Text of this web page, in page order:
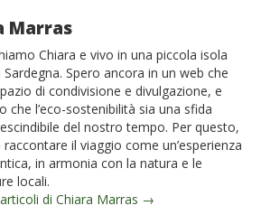
Marras
Chiara e vivo in una piccola isola
Sardegna. Spero ancora in un web che
di condivisione e divulgazione, e
che l’eco-sostenibilità sia una sfida
del nostro tempo. Per questo,
il viaggio come un’esperienza
in armonia con la natura e le
locali.
di Chiara Marras →